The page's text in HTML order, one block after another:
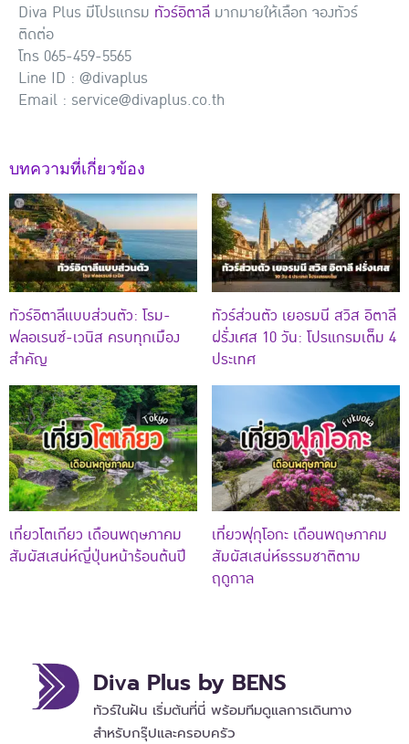
Diva Plus มีโปรแกรม ทัวร์อิตาลี มากมายให้เลือก จองทัวร์
ติดต่อ
โทร 065-459-5565
Line ID : @divaplus
Email : service@divaplus.co.th
บทความที่เกี่ยวข้อง
ทัวร์อิตาลีแบบส่วนตัว: โรม-
ฟลอเรนซ์-เวนิส ครบทุกเมือง
สำคัญ
ทัวร์ส่วนตัว เยอรมนี สวิส อิตาลี
ฝรั่งเศส 10 วัน: โปรแกรมเต็ม 4
ประเทศ
เที่ยวโตเกียว เดือนพฤษภาคม
สัมผัสเสน่ห์ญี่ปุ่นหน้าร้อนต้นปี
เที่ยวฟุกุโอกะ เดือนพฤษภาคม
สัมผัสเสน่ห์ธรรมชาติตาม
ฤดูกาล
Diva Plus by BENS
ทัวร์ในฝัน เริ่มต้นที่นี่ พร้อมทีมดูแลการเดินทาง
สำหรับกรุ๊ปและครอบครัว